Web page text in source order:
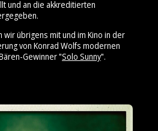
und an die akkreditierten
wir übrigens mit und im Kino in der
von Konrad Wolfs modernen
Gewinner "Solo Sunny".